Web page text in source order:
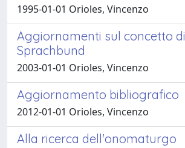
1995-01-01 Orioles, Vincenzo
Aggiornamenti sul concetto di
Sprachbund
2003-01-01 Orioles, Vincenzo
Aggiornamento bibliografico
2012-01-01 Orioles, Vincenzo
Alla ricerca dell'onomaturgo